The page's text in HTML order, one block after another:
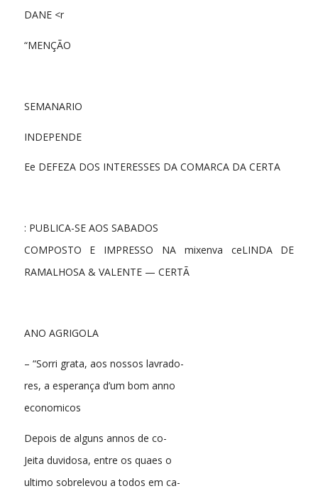
DANE <r
“MENÇÃO
SEMANARIO
INDEPENDE
Ee DEFEZA DOS INTERESSES DA COMARCA DA CERTA
: PUBLICA-SE AOS SABADOS
COMPOSTO E IMPRESSO NA mixenva ceLINDA DE
RAMALHOSA & VALENTE — CERTÃ
ANO AGRIGOLA
– “Sorri grata, aos nossos lavrado-
res, a esperança d’um bom anno
economicos
Depois de alguns annos de co-
Jeita duvidosa, entre os quaes o
ultimo sobrelevou a todos em ca-